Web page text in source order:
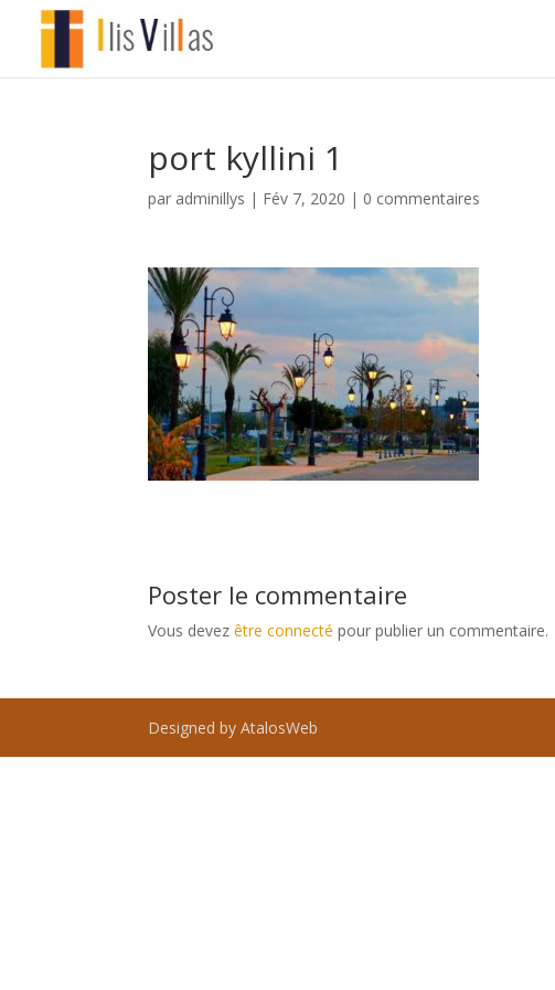
port kyllini 1
par adminillys | Fév 7, 2020 | 0 commentaires
Poster le commentaire
Vous devezêtre connecté pour publier un commentaire.
Designed by AtalosWeb